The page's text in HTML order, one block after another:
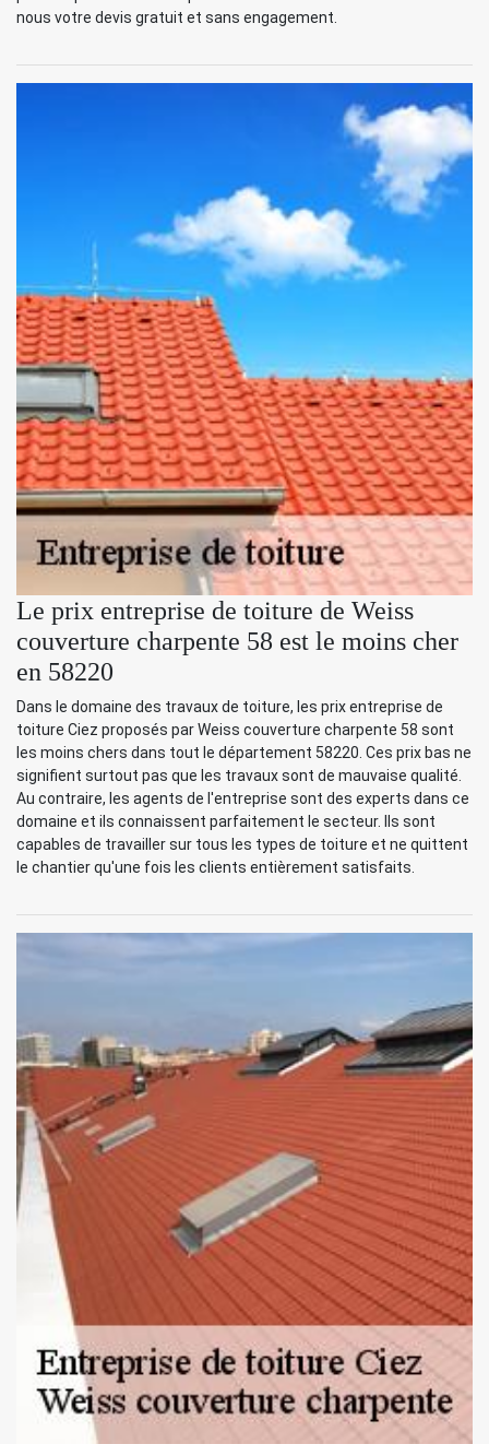
nous votre devis gratuit et sans engagement.
Le prix entreprise de toiture de Weiss
couverture charpente 58 est le moins cher
en 58220
Dans le domaine des travaux de toiture, les prix entreprise de
toiture Ciez proposés par Weiss couverture charpente 58 sont
les moins chers dans tout le département 58220. Ces prix bas ne
signifient surtout pas que les travaux sont de mauvaise qualité.
Au contraire, les agents de l'entreprise sont des experts dans ce
domaine et ils connaissent parfaitement le secteur. Ils sont
capables de travailler sur tous les types de toiture et ne quittent
le chantier qu'une fois les clients entièrement satisfaits.